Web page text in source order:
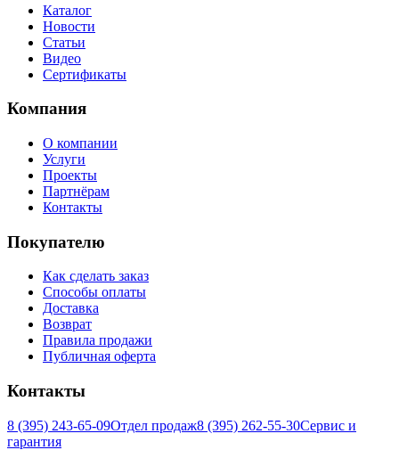
Каталог
Новости
Статьи
Видео
Сертификаты
Компания
О компании
Услуги
Проекты
Партнёрам
Контакты
Покупателю
Как сделать заказ
Способы оплаты
Доставка
Возврат
Правила продажи
Публичная оферта
Контакты
8 (395) 243-65-09Отдел продаж8 (395) 262-55-30Сервис и
гарантия